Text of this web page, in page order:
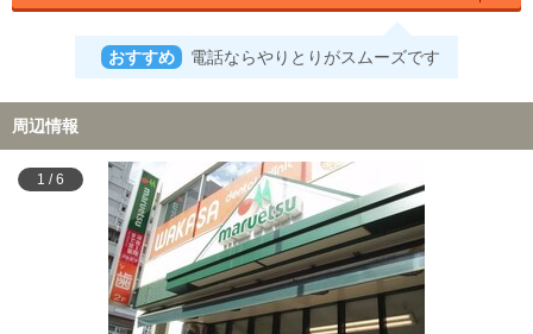
おすすめ 電話ならやりとりがスムーズです
周辺情報
1 /6